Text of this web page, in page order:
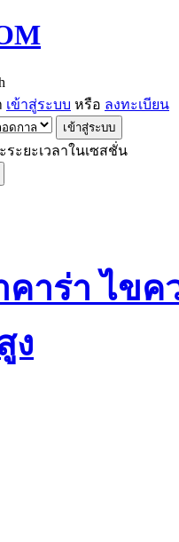
เข้าสู่ระบบ หรือ ลงทะเบียน
ะยะเวลาในเซสชั่น
าร่า ไขค
ง